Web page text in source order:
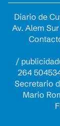
Diario de
Av. Alem
/
264
Secretario
Mario